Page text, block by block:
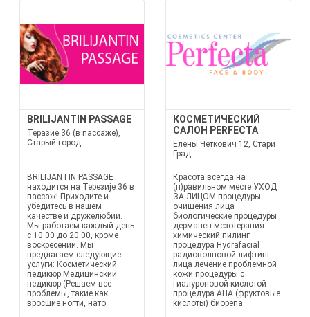
BRILIJANTIN PASSAGE
Теразие 36 (в пассаже),
Старый город
BRILIJANTIN PASSAGE
находится на Терезије 36 в
пассаж! Приходите и
убедитесь в нашем
качестве и дружелюбии.
Мы работаем каждый день
с 10:00 до 20:00, кроме
воскресений. Мы
предлагаем следующие
услуги: Косметический
педикюр Медицинский
педикюр (Решаем все
проблемы, такие как
вросшие ногти, нато...
КОСМЕТИЧЕСКИЙ
САЛОН PERFECTA
Елены Четкович 12, Стари
Град
Красота всегда на
(п)равильном месте УХОД
ЗА ЛИЦОМ процедуры
очищения лица
биологические процедуры
дермапен мезотерапия
химический пилинг
процедура Hydrafacial
радиоволновой лифтинг
лица лечение проблемной
кожи процедуры с
гиалуроновой кислотой
процедура AHA (фруктовые
кислоты) биорепа...